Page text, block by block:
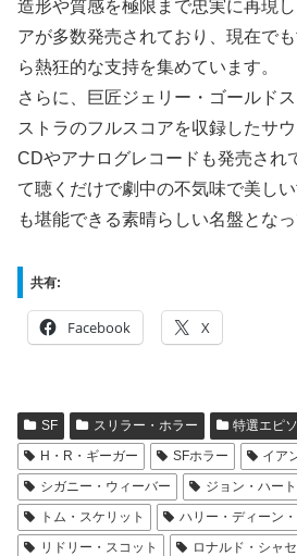
造形や質感を極限まで忠実に再現
アが多数発売されており、現在で
ら熱狂的な支持を集めています。
さらに、巨匠ジェリー・ゴールド
ストラのフルスコアを収録したサ
CDやアナログレコードも発売され
て聴くだけで劇中の不気味で美し
も堪能できる素晴らしい名盤となっ
共有:
Facebook X
SF スリラー・ホラー 特選エピ
H・R・ギーガー
SFホラー イア
シガニー・ウィーバー
ジョン・ハート
トム・スケリット
ハリー・ディーン
リドリー・スコット
ロナルド・シャ